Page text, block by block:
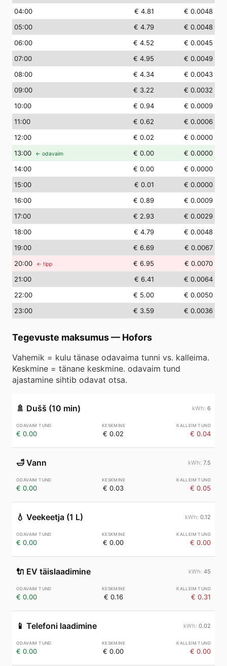
04:00 € 4.81
€ 0.0048
05:00 € 4.79
€ 0.0048
06:00 € 4.52
€ 0.0045
07:00 € 4.95
€ 0.0049
08:00 € 4.34
€ 0.0043
09:00 € 3.22
€ 0.0032
10:00 € 0.94
€ 0.0009
11:00 € 0.62
€ 0.0006
12:00 € 0.02
€ 0.0000
13:00 ← odavaim € 0.00
€ 0.0000
14:00 € 0.00
€ 0.0000
15:00 € 0.01
€ 0.0000
16:00 € 0.89
€ 0.0009
17:00 € 2.93
€ 0.0029
18:00 € 4.79
€ 0.0048
19:00 € 6.69
€ 0.0067
20:00 ← tipp € 6.95
€ 0.0070
21:00 € 6.41
€ 0.0064
22:00 € 5.00
€ 0.0050
23:00 € 3.59 € 0.0036
Tegevuste maksumus— Hofors
Vahemik = kulu tänase odavaima tunni vs. kalleima.
Keskmine = tänane keskmine. odavaim tund
ajastamine sihtib odavat otsa.
🚿 Dušš (10 min) 6
€ 0.00 € 0.02 € 0.04
🛁 Vann 7.5
€ 0.00 € 0.03 € 0.05
💧 Veekeetja (1 L) 0.12
€ 0.00 € 0.00 € 0.00
🔌 EV täislaadimine 45
€ 0.00 € 0.16 € 0.31
📱 Telefoni laadimine 0.02
€ 0.00 € 0.00 € 0.00